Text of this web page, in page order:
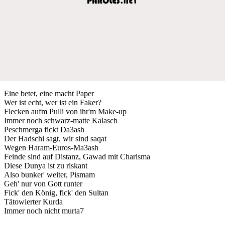
Eine betet, eine macht Paper
Wer ist echt, wer ist ein Faker?
Flecken aufm Pulli von ihr'm Make-up
Immer noch schwarz-matte Kalasch
Peschmerga fickt Da3ash
Der Hadschi sagt, wir sind saqat
Wegen Haram-Euros-Ma3ash
Feinde sind auf Distanz, Gawad mit Charisma
Diese Dunya ist zu riskant
Also bunker' weiter, Pismam
Geh' nur von Gott runter
Fick' den König, fick' den Sultan
Tätowierter Kurda
Immer noch nicht murta7